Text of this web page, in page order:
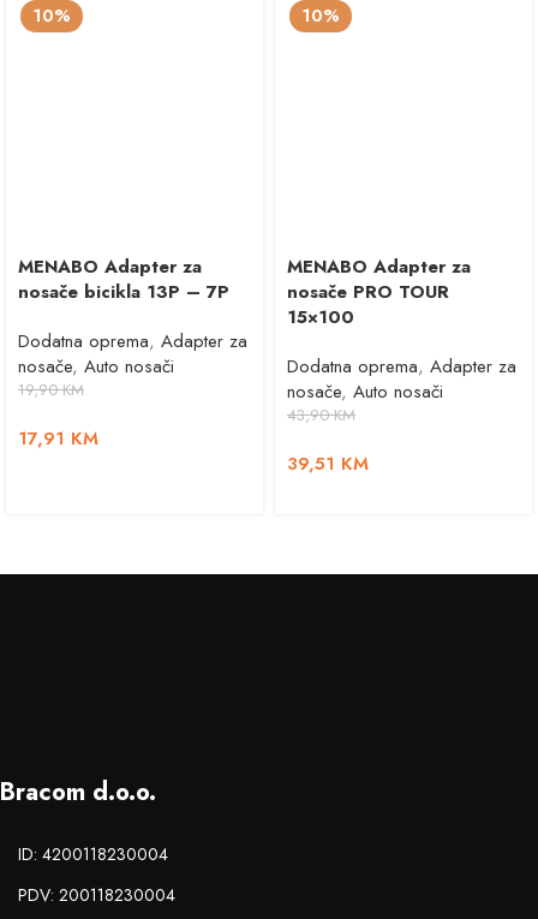
10%
MENABO Adapter za
nosače bicikla 13P – 7P
Dodatna oprema, Adapter za
nosače, Auto nosači
19,90KM
17,91 KM
10%
MENABO Adapter za
nosače PRO TOUR
15×100
Dodatna oprema, Adapter za
nosače, Auto nosači
43,90KM
39,51 KM
Bracom d.o.o.
ID: 4200118230004
PDV: 200118230004